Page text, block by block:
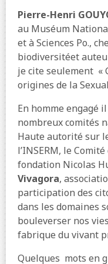
Pierre-Henri
au Muséum
et à Sciences Po.,
biodiversitéet
je cite seulement «
origines de la
En homme engagé
nombreux comités
Haute autorité sur
l’INSERM, le
fondation Nicolas
Vivagora,
participation des
dans les domaines
bouleverser nos
fabrique du vivant
Quelques mots en